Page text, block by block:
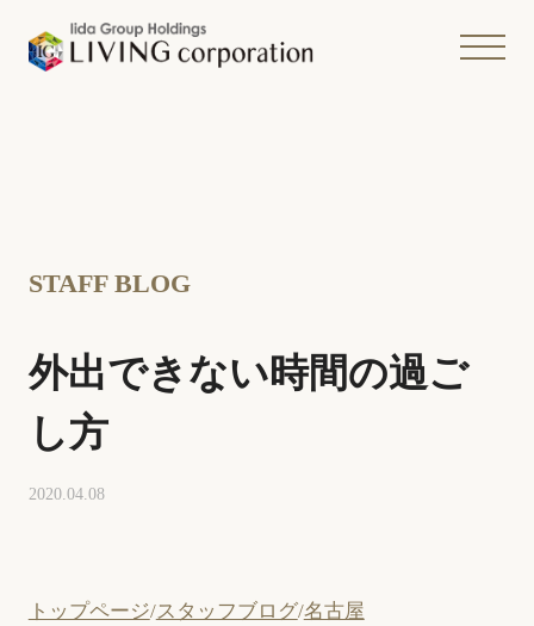
STAFF BLOG
外出できない時間の過ご
し方
2020.04.08
トップページ スタッフブログ 名古屋